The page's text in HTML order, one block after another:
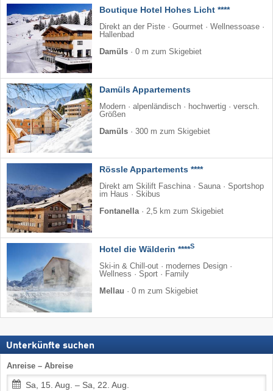
Boutique Hotel Hohes Licht ****
Direkt an der Piste · Gourmet · Wellnessoase ·
Hallenbad
Damüls · 0 m zum Skigebiet
Damüls Appartements
Modern · alpenländisch · hochwertig · versch.
Größen
Damüls · 300 m zum Skigebiet
Rössle Appartements ****
Direkt am Skilift Faschina · Sauna · Sportshop
im Haus · Skibus
Fontanella · 2,5 km zum Skigebiet
Hotel die Wälderin ****S
Ski-in & Chill-out · modernes Design ·
Wellness · Sport · Family
Mellau · 0 m zum Skigebiet
Unterkünfte suchen
Anreise – Abreise
Sa, 15. Aug. – Sa, 22. Aug.